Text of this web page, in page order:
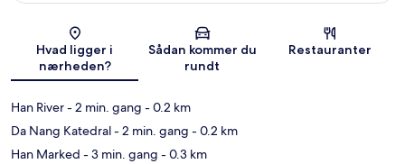
Kort
Hvad ligger i
nærheden?
Sådan kommer du
rundt
Restauranter
Han River- 2 min. gang - 0.2 km
Da Nang Katedral- 2 min. gang - 0.2 km
Han Marked - 3 min. gang - 0.3 km